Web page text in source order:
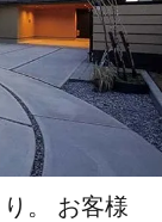
。
お客様